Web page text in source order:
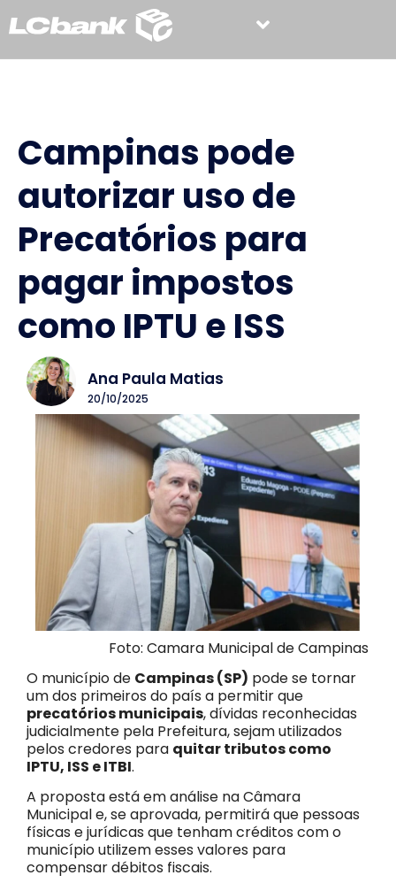
Campinas pode
autorizar uso de
Precatórios para
pagar impostos
como IPTU e ISS
Ana Paula Matias
20/10/2025
Foto: Camara Municipal de Campinas
O município de Campinas (SP) pode se tornar
um dos primeiros do país a permitir que
precatórios municipais, dívidas reconhecidas
judicialmente pela Prefeitura, sejam utilizados
pelos credores para quitar tributos como
IPTU, ISS e ITBI.
A proposta está em análise na Câmara
Municipal e, se aprovada, permitirá que pessoas
físicas e jurídicas que tenham créditos com o
município utilizem esses valores para
compensar débitos fiscais.